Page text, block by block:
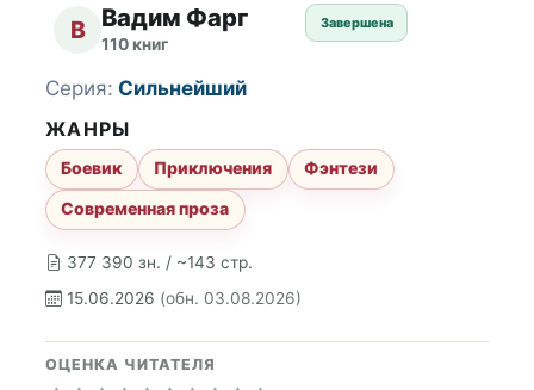
В Вадим Фарг
110 книг
Завершена
377 390 зн. / ~143 стр.
15.06.2026 (обн. 03.08.2026)
Серия: Сильнейший
ЖАНРЫ
Боевик Приключения
Фэнтези
Современная проза
ОЦЕНКА ЧИТАТЕЛЯ